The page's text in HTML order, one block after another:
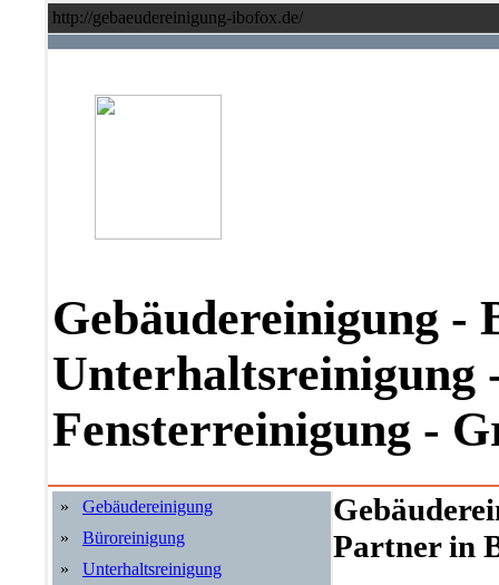
http://gebaeudereinigung-ibofox.de/
Gebäudereinigung -
Unterhaltsreinigung
Fensterreinigung -
»
Gebäudereinigung
»
Büroreinigung
»
Unterhaltsreinigung
Partner in